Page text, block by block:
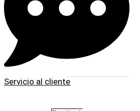
Servicio al cliente